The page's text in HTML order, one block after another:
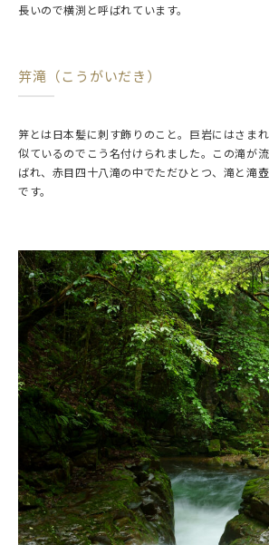
長いので横渕と呼ばれています。
笄滝（こうがいだき）
笄とは日本髪に刺す飾りのこと。巨岩にはさま
似ているのでこう名付けられました。この滝が
ばれ、赤目四十八滝の中でただひとつ、滝と滝
です。